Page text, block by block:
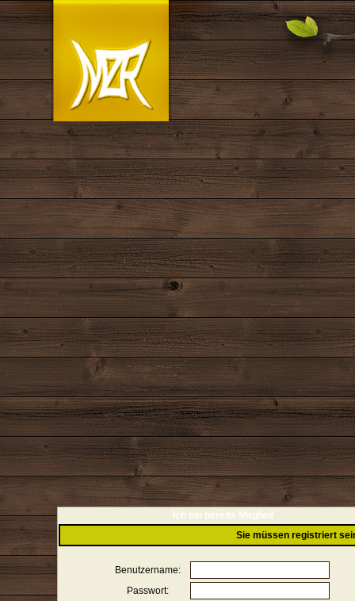
Ich bin bereits Mitglied
Sie müssen registriert
Benutzername:
Passwort: